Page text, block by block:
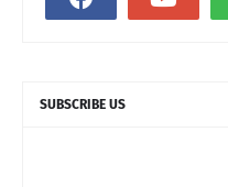
SUBSCRIBE US